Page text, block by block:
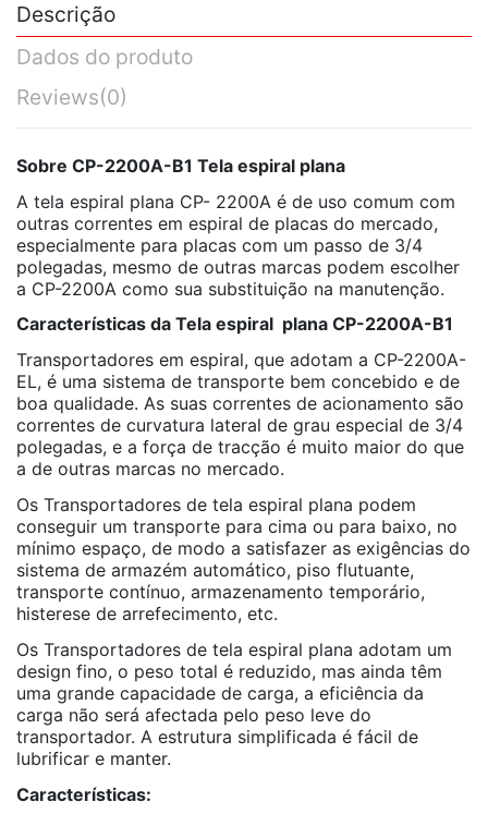
Descrição
Dados do produto
Reviews(0)
Sobre CP-2200A-B1 Tela espiral plana
A tela espiral plana CP- 2200A é de uso comum com
outras correntes em espiral de placas do mercado,
especialmente para placas com um passo de 3/4
polegadas, mesmo de outras marcas podem escolher
a CP-2200A como sua substituição na manutenção.
Características da Tela espiral plana CP-2200A-B1
Transportadores em espiral, que adotam a CP-2200A-
EL, é uma sistema de transporte bem concebido e de
boa qualidade. As suas correntes de acionamento são
correntes de curvatura lateral de grau especial de 3/4
polegadas, e a força de tracção é muito maior do que
a de outras marcas no mercado.
Os Transportadores de tela espiral plana podem
conseguir um transporte para cima ou para baixo, no
mínimo espaço, de modo a satisfazer as exigências do
sistema de armazém automático, piso flutuante,
transporte contínuo, armazenamento temporário,
histerese de arrefecimento, etc.
Os Transportadores de tela espiral plana adotam um
design fino, o peso total é reduzido, mas ainda têm
uma grande capacidade de carga, a eficiência da
carga não será afectada pelo peso leve do
transportador. A estrutura simplificada é fácil de
lubrificar e manter.
Características: